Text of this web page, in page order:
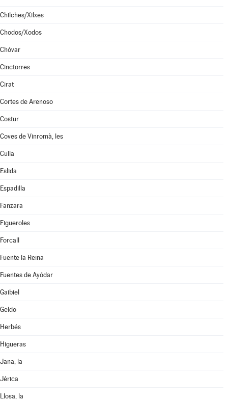
Chilches/Xilxes
Chodos/Xodos
Chóvar
Cinctorres
Cirat
Cortes de Arenoso
Costur
Coves de Vinromà, les
Culla
Eslida
Espadilla
Fanzara
Figueroles
Forcall
Fuente la Reina
Fuentes de Ayódar
Gaibiel
Geldo
Herbés
Higueras
Jana, la
Jérica
Llosa, la